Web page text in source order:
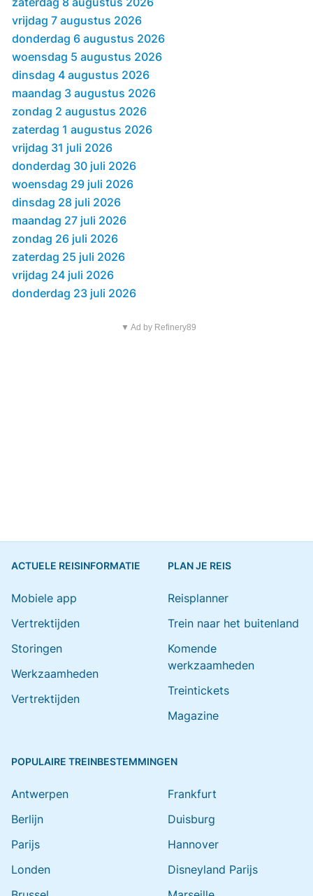
vrijdag 7 augustus 2026
donderdag 6 augustus 2026
woensdag 5 augustus 2026
dinsdag 4 augustus 2026
maandag 3 augustus 2026
zondag 2 augustus 2026
zaterdag 1 augustus 2026
vrijdag 31 juli 2026
donderdag 30 juli 2026
woensdag 29 juli 2026
dinsdag 28 juli 2026
maandag 27 juli 2026
zondag 26 juli 2026
zaterdag 25 juli 2026
vrijdag 24 juli 2026
donderdag 23 juli 2026
▼ Ad by Refinery89
ACTUELE REISINFORMATIE
Mobiele app
Vertrektijden
Storingen
Werkzaamheden
Vertrektijden
PLAN JE REIS
Reisplanner
Trein naar het buitenland
Komende
werkzaamheden
Treintickets
Magazine
POPULAIRE TREINBESTEMMINGEN
Antwerpen
Berlijn
Parijs
Londen
Frankfurt
Duisburg
Hannover
Disneyland Parijs